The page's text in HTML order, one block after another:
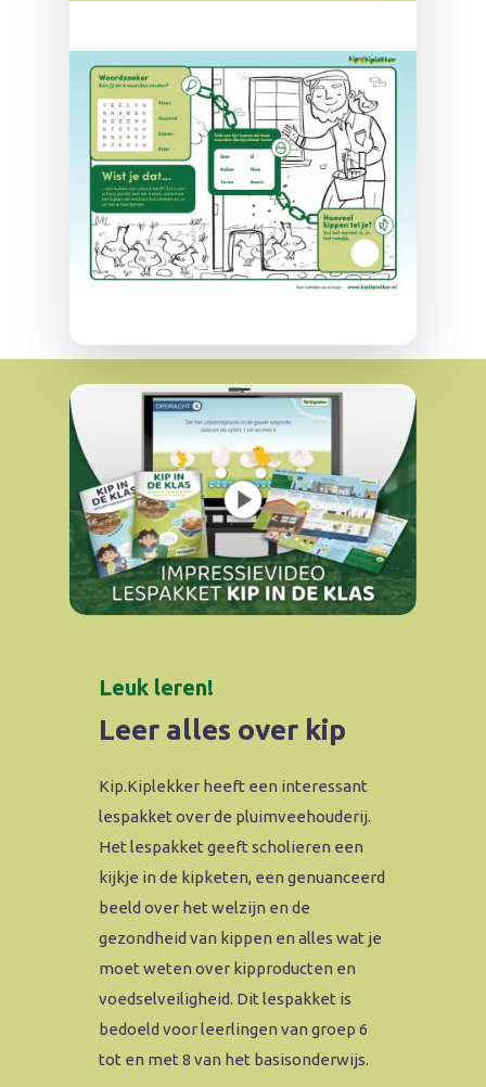
Leuk leren!
Leer alles over kip
Kip.Kiplekker heeft een interessant
lespakket over de pluimveehouderij.
Het lespakket geeft scholieren een
kijkje in de kipketen, een genuanceerd
beeld over het welzijn en de
gezondheid van kippen en alles wat je
moet weten over kipproducten en
voedselveiligheid. Dit lespakket is
bedoeld voor leerlingen van groep 6
tot en met 8 van het basisonderwijs.